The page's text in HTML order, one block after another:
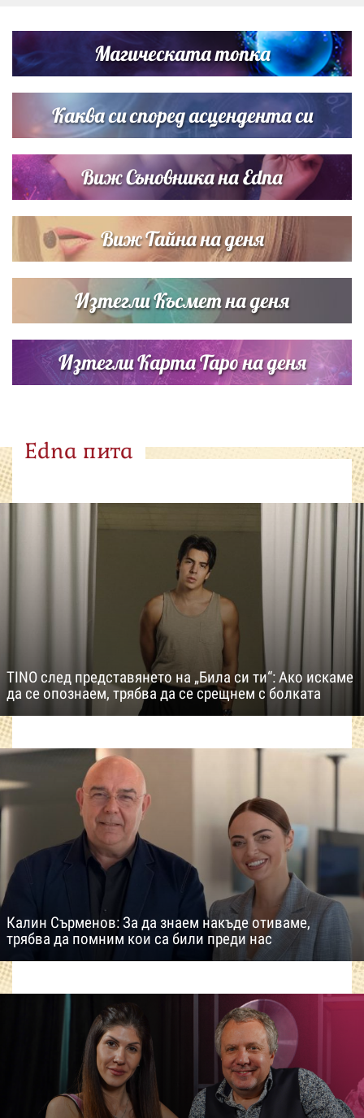
Списъкът е ясен: Джей Ло и Риана във ВИП гостите на
сватбата на Роналдо
Магическата топка
Каква си според асцендента си
Виж Съновника на Edna
Виж Тайна на деня
Изтегли Късмет на деня
Изтегли Карта Таро на деня
Edna пита
TINO след представянето на „Била си ти“: Ако искаме
да се опознаем, трябва да се срещнем с болката
Калин Сърменов: За да знаем накъде отиваме,
трябва да помним кои са били преди нас